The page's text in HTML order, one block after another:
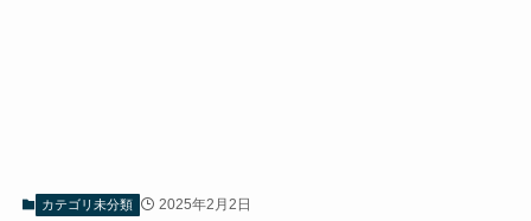
カテゴリ未分類 2025年2月2日